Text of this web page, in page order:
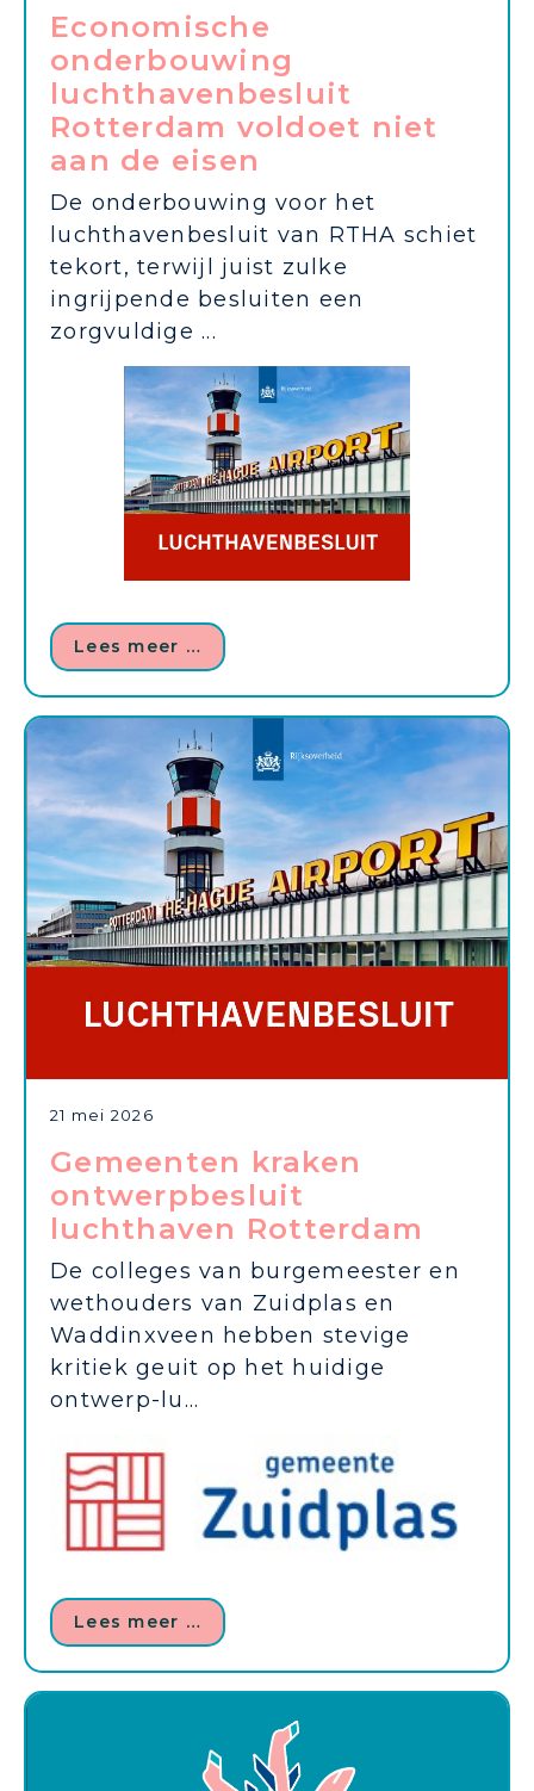
Economische
onderbouwing
luchthavenbesluit
Rotterdam voldoet niet
aan de eisen
De onderbouwing voor het
luchthavenbesluit van RTHA schiet
tekort, terwijl juist zulke
ingrijpende besluiten een
zorgvuldige ...
Lees meer …
21 mei 2026
Gemeenten kraken
ontwerpbesluit
luchthaven Rotterdam
De colleges van burgemeester en
wethouders van Zuidplas en
Waddinxveen hebben stevige
kritiek geuit op het huidige
ontwerp-lu...
Lees meer …